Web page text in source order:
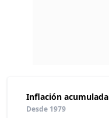
Inflación acumulada
Desde 1979